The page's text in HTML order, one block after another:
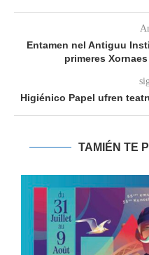
Entamen nel Antiguu
primeres Xornaes
Higiénico Papel ufren
TAMIÉN TE